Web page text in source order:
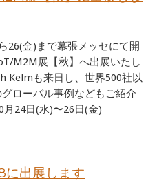
26(金)まで幕張メッセにて開
M2M展【秋】へ出展いたし
Kelmも来日し、世界500社以
ローバル事例などもご紹介
24日(水)〜26日(金)
に出展します